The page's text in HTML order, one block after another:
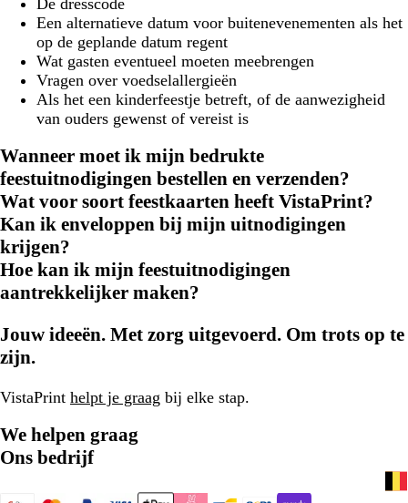
De dresscode
Een alternatieve datum voor buitenevenementen als het
op de geplande datum regent
Wat gasten eventueel moeten meebrengen
Vragen over voedselallergieën
Als het een kinderfeestje betreft, of de aanwezigheid
van ouders gewenst of vereist is
Wanneer moet ik mijn bedrukte
feestuitnodigingen bestellen en verzenden?
Wat voor soort feestkaarten heeft VistaPrint?
Kan ik enveloppen bij mijn uitnodigingen
krijgen?
Hoe kan ik mijn feestuitnodigingen
aantrekkelijker maken?
Jouw ideeën. Met zorg uitgevoerd. Om trots op te
zijn.
VistaPrint helpt je graag bij elke stap.
We helpen graag
Ons bedrijf